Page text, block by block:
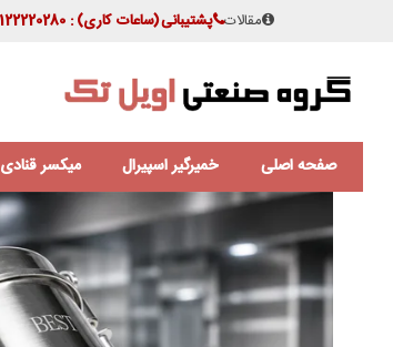
مقالات پشتیبانی(ساعات کاری): 02122220280 - 09101790036
صفحه اصلی خمیرگیر اسپیرال میکسر قنادی